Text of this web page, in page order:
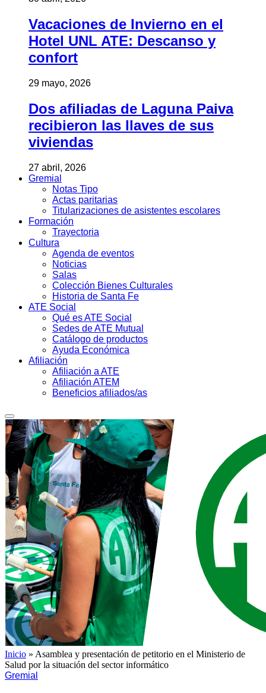
Vacaciones de Invierno en el
Hotel UNL ATE: Descanso y
confort
29 mayo, 2026
Dos afiliadas de Laguna Paiva
recibieron las llaves de sus
viviendas
27 abril, 2026
Gremial
Notas Tipo
Actas paritarias
Titularizaciones de asistentes escolares
Formación
Trayectoria
Cultura
Agenda de eventos
Noticias
Salas
Colección Bienes Culturales
Historia de Santa Fe
ATE Social
Qué es ATE Social
Sedes de ATE Mutual
Catálogo de productos
Ayuda Económica
Afiliación
Afiliación a ATE
Afiliación ATEM
Beneficios afiliados/as
Inicio » Asamblea y presentación de petitorio en el Ministerio de
Salud por la situación del sector informático
Gremial